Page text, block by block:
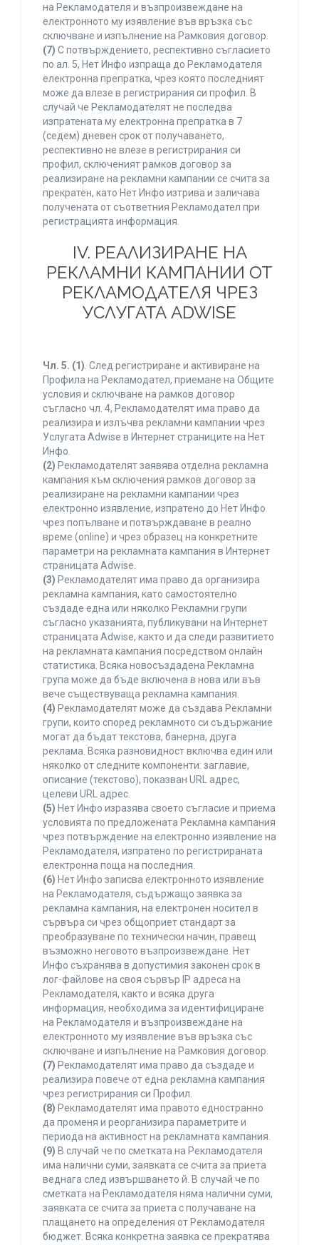
на Рекламодателя и възпроизвеждане на
електронното му изявление във връзка със
сключване и изпълнение на Рамковия договор.
(7) С потвърждението, респективно съгласието
по ал. 5, Нет Инфо изпраща до Рекламодателя
електронна препратка, чрез която последният
може да влезе в регистрирания си профил. В
случай че Рекламодателят не последва
изпратената му електронна препратка в 7
(седем) дневен срок от получаването,
респективно не влезе в регистрирания си
профил, сключеният рамков договор за
реализиране на рекламни кампании се счита за
прекратен, като Нет Инфо изтрива и заличава
получената от съответния Рекламодател при
регистрацията информация.
IV. РЕАЛИЗИРАНЕ НА
РЕКЛАМНИ КАМПАНИИ ОТ
РЕКЛАМОДАТЕЛЯ ЧРЕЗ
УСЛУГАТА ADWISE
Чл. 5. (1). След регистриране и активиране на
Профила на Рекламодател, приемане на Общите
условия и сключване на рамков договор
съгласно чл. 4, Рекламодателят има право да
реализира и излъчва рекламни кампании чрез
Услугата Adwise в Интернет страниците на Нет
Инфо.
(2) Рекламодателят заявява отделна рекламна
кампания към сключения рамков договор за
реализиране на рекламни кампании чрез
електронно изявление, изпратено до Нет Инфо
чрез попълване и потвърждаване в реално
време (online) и чрез образец на конкретните
параметри на рекламната кампания в Интернет
страницата Adwise.
(3) Рекламодателят има право да организира
рекламна кампания, като самостоятелно
създаде една или няколко Рекламни групи
съгласно указанията, публикувани на Интернет
страницата Adwise, както и да следи развитието
на рекламната кампания посредством онлайн
статистика. Всяка новосъздадена Рекламна
група може да бъде включена в нова или във
вече съществуваща рекламна кампания.
(4) Рекламодателят може да създава Рекламни
групи, които според рекламното си съдържание
могат да бъдат текстова, банерна, друга
реклама. Всяка разновидност включва един или
няколко от следните компоненти: заглавие,
описание (текстово), показван URL адрес,
целеви URL адрес.
(5) Нет Инфо изразява своето съгласие и приема
условията по предложената Рекламна кампания
чрез потвърждение на електронно изявление на
Рекламодателя, изпратено по регистрираната
електронна поща на последния.
(6) Нет Инфо записва електронното изявление
на Рекламодателя, съдържащо заявка за
рекламна кампания, на електронен носител в
сървъра си чрез общоприет стандарт за
преобразуване по технически начин, правещ
възможно неговото възпроизвеждане. Нет
Инфо съхранява в допустимия законен срок в
лог-файлове на своя сървър IP адреса на
Рекламодателя, както и всяка друга
информация, необходима за идентифициране
на Рекламодателя и възпроизвеждане на
електронното му изявление във връзка със
сключване и изпълнение на Рамковия договор.
(7) Рекламодателят има право да създаде и
реализира повече от една рекламна кампания
чрез регистрирания си Профил.
(8) Рекламодателят има правото едностранно
да променя и реорганизира параметрите и
периода на активност на рекламната кампания.
(9) В случай че по сметката на Рекламодателя
има налични суми, заявката се счита за приета
веднага след извършването й. В случай че по
сметката на Рекламодателя няма налични суми,
заявката се счита за приета с получаване на
плащането на определения от Рекламодателя
бюджет. Всяка конкретна заявка се прекратява